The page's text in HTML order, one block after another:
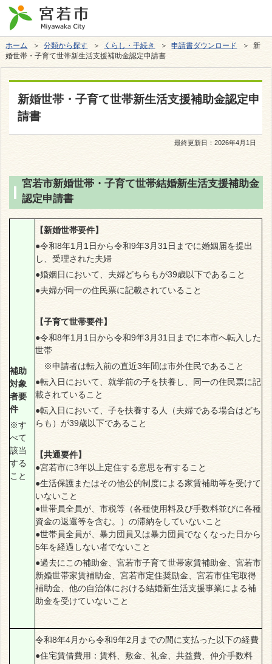
ホーム ＞分類から探す ＞ くらし・手続き ＞申請書ダウンロード
＞ 新
婚世帯・子育て世帯新生活支援補助金認定申請書
新婚世帯・子育て世帯新生活支援補助金認定申
請書
最終更新日：2026年4月1日
宮若市新婚世帯・子育て世帯結婚新生活支援補助金
認定申請書
補助
対象
者要
件
※す
べて
該当
する
こと
【新婚世帯要件】
●令和8年1月1日から令和9年3月31日までに婚姻届を提出
し、受理された夫婦
●婚姻日において、夫婦どちらもが39歳以下であること
●夫婦が同一の住民票に記載されていること
【子育て世帯要件】
●令和8年1月1日から令和9年3月31日までに本市へ転入した
世帯
※申請者は転入前の直近3年間は市外住民であること
●転入日において、就学前の子を扶養し、同一の住民票に記
載されていること
●転入日において、子を扶養する人（夫婦である場合はどち
らも）が39歳以下であること
【共通要件】
●宮若市に3年以上定住する意思を有すること
●生活保護またはその他公的制度による家賃補助等を受けて
いないこと
●世帯員全員が、市税等（各種使用料及び手数料並びに各種
資金の返還等を含む。）の滞納をしていないこと
●世帯員全員が、暴力団員又は暴力団員でなくなった日から
5年を経過しない者でないこと
●過去にこの補助金、宮若市子育て世帯家賃補助金、宮若市
新婚世帯家賃補助金、宮若市定住奨励金、宮若市住宅取得
補助金、他の自治体における結婚新生活支援事業による補
助金を受けていないこと
令和8年4月から令和9年2月までの間に支払った以下の経費
●住宅賃借費用：賃料、敷金、礼金、共益費、仲介手数料